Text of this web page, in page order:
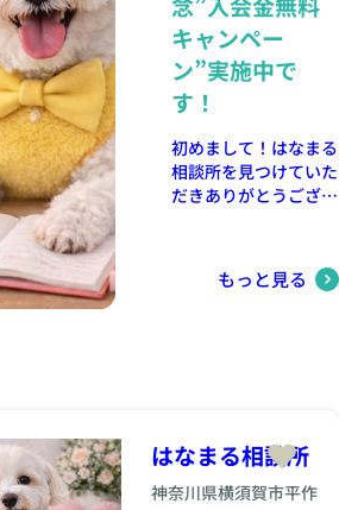
ことが大事だったりし
ます。 「本当は自分
はどんな結婚がしたい
んだろう」「自分は何
にモヤモヤしているん
だろう」 少し言葉に
してみるだけで、見え
てくることもありま
す。 婚活って、正解を
見つけていくものかも
っています。 婚活の
悩みって、誰かに話し
てみるだけで整理でき
キャンペー
ン”実施中で
す！
初めまして！はなまる
相談所を見つけていた
だきありがとうござい
ヤすること多いですよ
ね。少しでもヒントや
ン”を実施していま
す。 また、初回相談
はいつでも無料で行っ
もっと見る
はなまる相談所
神奈川県横須賀市平作